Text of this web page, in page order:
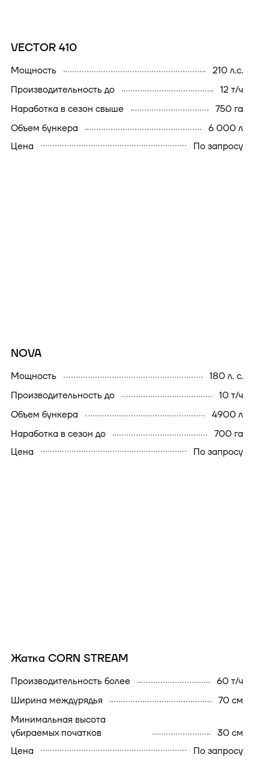
VECTOR 410
мощность
210 л.с.
производительность до
12 т/ч
наработка в сезон свыше
750 га
объем бункера
6 000 л
Цена
По запросу
NOVA
мощность
180 л. с.
производительность до
10 т/ч
объем бункера
4900 л
наработка в сезон до
700 га
Цена
По запросу
Жатка CORN STREAM
производительность более
60 т/ч
ширина междурядья
70 см
минимальная высота
убираемых початков
30 см
Цена
По запросу